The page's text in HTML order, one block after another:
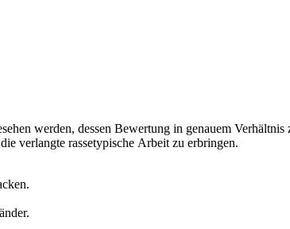
werden, dessen Bewertung in genauem
verlangte rassetypische Arbeit zu erbringen.